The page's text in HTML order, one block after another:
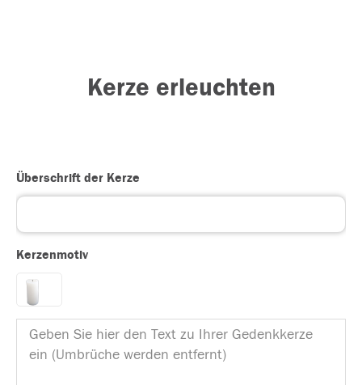
Kerze erleuchten
Überschrift der Kerze
Kerzenmotiv